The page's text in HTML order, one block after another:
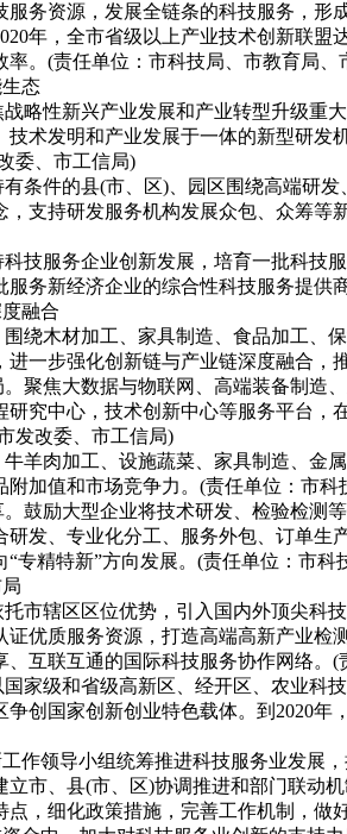
务资源，发展全链条的科技服务，
年，全市省级以上产业技术创新联
。(责任单位：市科技局、市教育局、
态
略性新兴产业发展和产业转型升级重
术发明和产业发展于一体的新型研
委、市工信局)
条件的县(市、区)、园区围绕高端研
支持研发服务机构发展众包、众筹
技服务企业创新发展，培育一批科技
务新经济企业的综合性科技服务提
融合
绕木材加工、家具制造、食品加工、
一步强化创新链与产业链深度融合
聚焦大数据与物联网、高端装备制造
究中心，技术创新中心等服务平台
发改委、市工信局)
羊肉加工、设施蔬菜、家具制造、金
加值和市场竞争力。(责任单位：市
鼓励大型企业将技术研发、检验检测
发、专业化分工、服务外包、订单
专精特新”方向发展。(责任单位：市
市辖区区位优势，引入国内外顶尖科
优质服务资源，打造高端高新产业
、互联互通的国际科技服务协作网络。
家级和省级高新区、经开区、农业
创国家创新创业特色载体。到2020
作领导小组统筹推进科技服务业发展
市、县(市、区)协调推进和部门联动
，细化政策措施，完善工作机制，